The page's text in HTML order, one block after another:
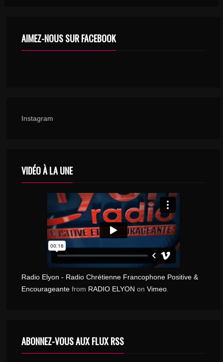
AIMEZ-NOUS SUR FACEBOOK
Instagram
VIDÉO À LA UNE
Radio Elyon - Radio Chrétienne Francophone Positive &
Encourageante from RADIO ELYON onVimeo
ABONNEZ-VOUS AUX FLUX RSS